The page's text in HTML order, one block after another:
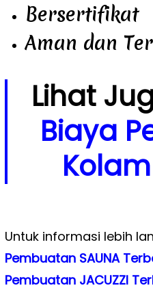
Bersertifikat
Aman dan
Lihat
Biaya
Untuk informasi lebih
Pembuatan SAUNA
Pembuatan JACUZZI